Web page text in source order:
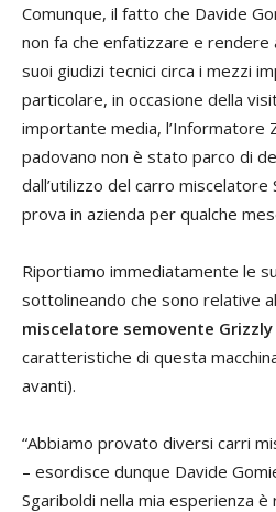
Comunque, il fatto che Davide
non fa che enfatizzare e rendere
suoi giudizi tecnici circa i mezzi
particolare, in occasione della
importante media, l’Informatore
padovano non è stato parco di
dall’utilizzo del carro miscelatore
prova in azienda per qualche
Riportiamo immediatamente le
sottolineando che sono relative
miscelatore semovente Grizzly
caratteristiche di questa
avanti).
“Abbiamo provato diversi carri
– esordisce dunque Davide
Sgariboldi nella mia esperienza è